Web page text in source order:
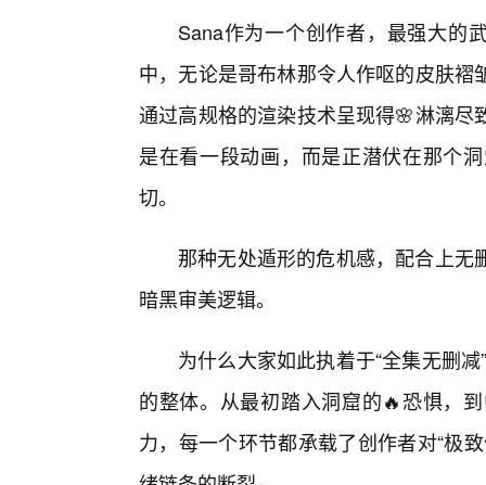
Sana作为一个创作者，最强大的
中，无论是哥布林那令人作呕的皮肤
通过高规格的渲染技术呈现得🌸淋漓
是在看一段动画，而是正潜伏在那个
切。
那种无处遁形的危机感，配合上
暗黑审美逻辑。
为什么大家如此执着于“全集无删
的整体。从最初踏入洞窟的🔥恐惧，
力，每一个环节都承载了创作者对“极